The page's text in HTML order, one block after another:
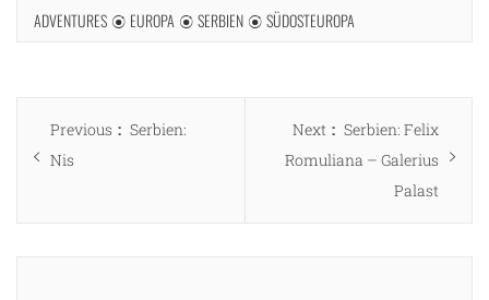
ADVENTURES EUROPA SERBIEN SÜDOSTEUROPA
Beitragsnavigation
Previous
Previous
Serbien:
Nis
Next
Next
post:
Serbien: Felix
Romuliana – Galerius
Palast